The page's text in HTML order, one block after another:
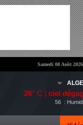
Samedi 08 Août
26° C | ciel
:
56